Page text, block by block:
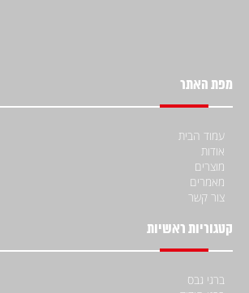
מפת האתר
עמוד הבית
אודות
מוצרים
מאמרים
צור קשר
קטגוריות ראשיות
ברגי גבס